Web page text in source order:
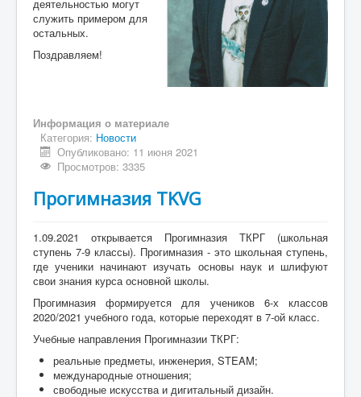
деятельностью могут
служить примером для
остальных.
Поздравляем!
Информация о материале
Категория: Новости
Опубликовано: 11 июня 2021
Просмотров: 3335
Прогимназия TKVG
1.09.2021 открывается Прогимназия ТКРГ (школьная
ступень 7-9 классы). Прогимназия - это школьная ступень,
где ученики начинают изучать основы наук и шлифуют
свои знания курса основной школы.
Прогимназия формируется для учеников 6-х классов
2020/2021 учебного года, которые переходят в 7-ой класс.
Учебные направления Прогимназии ТКРГ:
реальные предметы, инженерия, STEAM;
международные отношения;
свободные искусства и дигитальный дизайн.